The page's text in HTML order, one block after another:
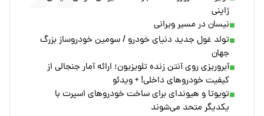
ژاپنی
نیسان در مسیر ویرانی
تولد غول جدید دنیای خودرو / سومین خودروساز بزرگ
جهان
آبروریزی روی آنتن زنده تلویزیون؛ ارائه آمار جنجالی از
کیفیت خودروهای داخلی! + ویدئو
تویوتا و هیوندای برای ساخت خودروهای اسپرت با
یکدیگر متحد می‌شوند